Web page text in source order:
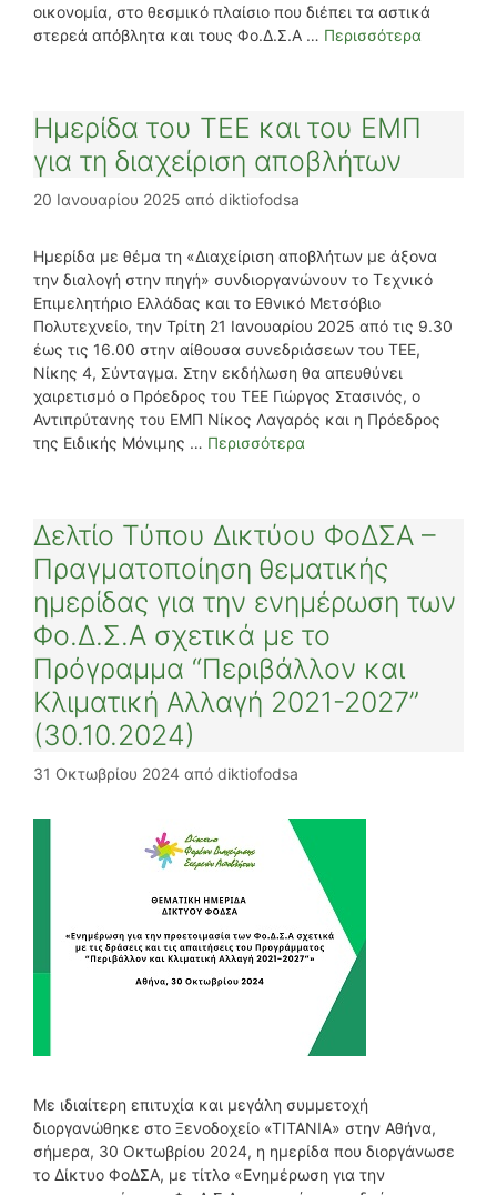
οικονομία, στο θεσμικό πλαίσιο που διέπει τα αστικά
στερεά απόβλητα και τους Φο.Δ.Σ.Α … Περισσότερα
Ημερίδα του ΤΕΕ και του ΕΜΠ
για τη διαχείριση αποβλήτων
20 Ιανουαρίου 2025 από diktiofodsa
Ημερίδα με θέμα τη «Διαχείριση αποβλήτων με άξονα
την διαλογή στην πηγή» συνδιοργανώνουν το Τεχνικό
Επιμελητήριο Ελλάδας και το Εθνικό Μετσόβιο
Πολυτεχνείο, την Τρίτη 21 Ιανουαρίου 2025 από τις 9.30
έως τις 16.00 στην αίθουσα συνεδριάσεων του ΤΕΕ,
Νίκης 4, Σύνταγμα. Στην εκδήλωση θα απευθύνει
χαιρετισμό ο Πρόεδρος του ΤΕΕ Γιώργος Στασινός, ο
Αντιπρύτανης του ΕΜΠ Νίκος Λαγαρός και η Πρόεδρος
της Ειδικής Μόνιμης … Περισσότερα
Δελτίο Τύπου Δικτύου ΦοΔΣΑ –
Πραγματοποίηση θεματικής
ημερίδας για την ενημέρωση των
Φο.Δ.Σ.Α σχετικά με το
Πρόγραμμα “Περιβάλλον και
Κλιματική Αλλαγή 2021-2027”
(30.10.2024)
31 Οκτωβρίου 2024 από diktiofodsa
Με ιδιαίτερη επιτυχία και μεγάλη συμμετοχή
διοργανώθηκε στο Ξενοδοχείο «ΤΙΤΑΝΙΑ» στην Αθήνα,
σήμερα, 30 Οκτωβρίου 2024, η ημερίδα που διοργάνωσε
το Δίκτυο ΦοΔΣΑ, με τίτλο «Ενημέρωση για την